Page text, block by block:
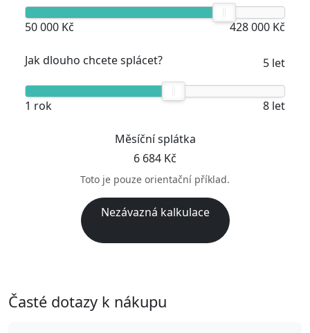
50 000 Kč 428 000 Kč
Jak dlouho chcete splácet? 5 let
1 rok 8 let
Měsíční splátka
6 684 Kč
Toto je pouze orientační příklad.
Nezávazná kalkulace
Časté dotazy k nákupu